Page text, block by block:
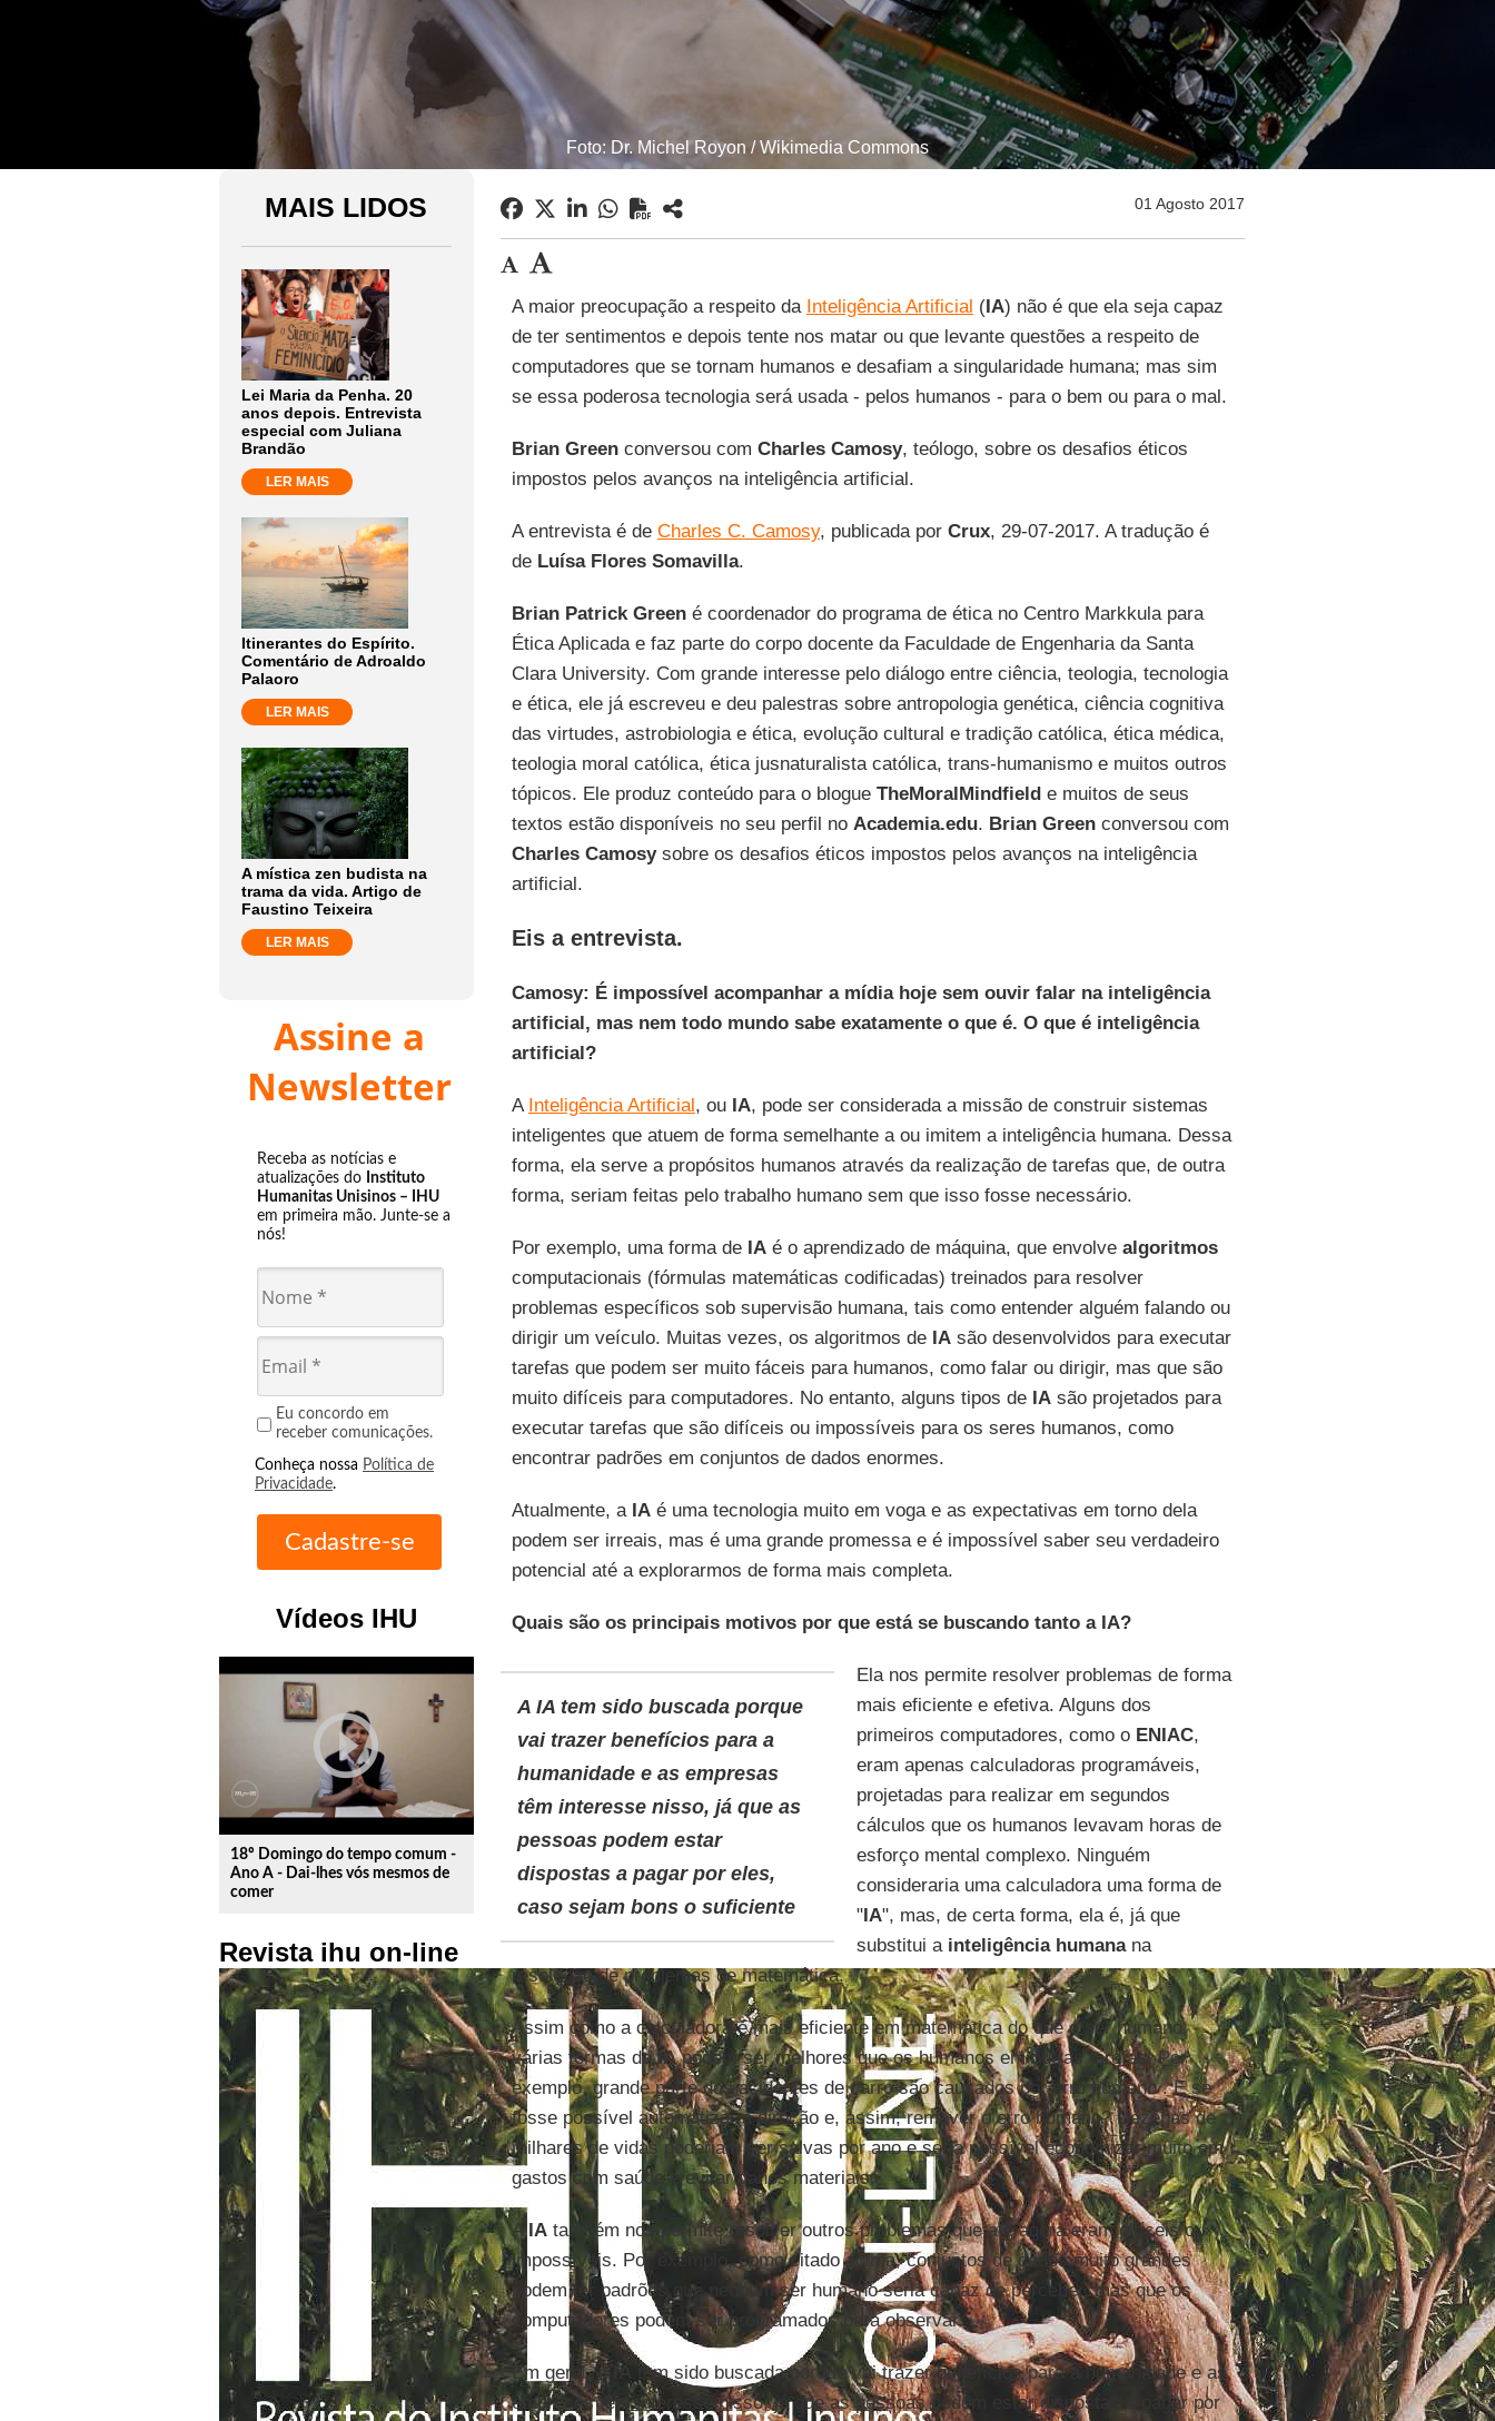
Foto: Dr. Michel Royon / Wikimedia Commons
MAIS LIDOS
Lei Maria da Penha. 20
anos depois. Entrevista
especial com Juliana
Brandão
LER MAIS
Itinerantes do Espírito.
Comentário de Adroaldo
Palaoro
LER MAIS
A mística zen budista na
trama da vida. Artigo de
Faustino Teixeira
LER MAIS
Assine a
Newsletter
Receba as notícias e
atualizações do Instituto
Humanitas Unisinos – IHU
em primeira mão. Junte-se a
nós!
Eu concordo em
receber comunicações.
Conheça nossa Política de
Privacidade.
Vídeos IHU
play_circle_outline
18º Domingo do tempo comum -
Ano A - Dai-lhes vós mesmos de
comer
Revista ihu on-line
01 Agosto 2017
A maior preocupação a respeito da Inteligência Artificial (IA) não é que ela seja capaz
de ter sentimentos e depois tente nos matar ou que levante questões a respeito de
computadores que se tornam humanos e desafiam a singularidade humana; mas sim
se essa poderosa tecnologia será usada - pelos humanos - para o bem ou para o mal.
Brian Greenconversou com Charles Camosy, teólogo, sobre os desafios éticos
impostos pelos avanços na inteligência artificial.
A entrevista é de Charles C. Camosy, publicada por Crux, 29-07-2017. A tradução é
de Luísa Flores Somavilla.
Brian Patrick Greené coordenador do programa de ética no Centro Markkula para
Ética Aplicada e faz parte do corpo docente da Faculdade de Engenharia da Santa
Clara University. Com grande interesse pelo diálogo entre ciência, teologia, tecnologia
e ética, ele já escreveu e deu palestras sobre antropologia genética, ciência cognitiva
das virtudes, astrobiologia e ética, evolução cultural e tradição católica, ética médica,
teologia moral católica, ética jusnaturalista católica, trans-humanismo e muitos outros
tópicos. Ele produz conteúdo para o blogue TheMoralMindfielde muitos de seus
textos estão disponíveis no seu perfil no Academia.edu. Brian Greenconversou com
Charles Camosysobre os desafios éticos impostos pelos avanços na inteligência
artificial.
Eis a entrevista.
Camosy: É impossível acompanhar a mídia hoje sem ouvir falar na inteligência
artificial, mas nem todo mundo sabe exatamente o que é. O que é inteligência
artificial?
A Inteligência Artificial, ou IA, pode ser considerada a missão de construir sistemas
inteligentes que atuem de forma semelhante a ou imitem a inteligência humana. Dessa
forma, ela serve a propósitos humanos através da realização de tarefas que, de outra
forma, seriam feitas pelo trabalho humano sem que isso fosse necessário.
Por exemplo, uma forma de IAé o aprendizado de máquina, que envolve algoritmos
computacionais (fórmulas matemáticas codificadas) treinados para resolver
problemas específicos sob supervisão humana, tais como entender alguém falando ou
dirigir um veículo. Muitas vezes, os algoritmos de IAsão desenvolvidos para executar
tarefas que podem ser muito fáceis para humanos, como falar ou dirigir, mas que são
muito difíceis para computadores. No entanto, alguns tipos de IAsão projetados para
executar tarefas que são difíceis ou impossíveis para os seres humanos, como
encontrar padrões em conjuntos de dados enormes.
Atualmente, a IAé uma tecnologia muito em voga e as expectativas em torno dela
podem ser irreais, mas é uma grande promessa e é impossível saber seu verdadeiro
potencial até a explorarmos de forma mais completa.
Quais são os principais motivos por que está se buscando tanto a IA?
A IA tem sido buscada porque
vai trazer benefícios para a
humanidade e as empresas
têm interesse nisso, já que as
pessoas podem estar
dispostas a pagar por eles,
caso sejam bons o suficiente
Ela nos permite resolver problemas de forma
mais eficiente e efetiva. Alguns dos
primeiros computadores, como o ENIAC,
eram apenas calculadoras programáveis,
projetadas para realizar em segundos
cálculos que os humanos levavam horas de
esforço mental complexo. Ninguém
consideraria uma calculadora uma forma de
"IA", mas, de certa forma, ela é, já que
substitui a inteligência humanana
resolução de problemas de matemática.
Assim como a calculadora é mais eficiente em matemática do que o ser humano,
várias formas deIApodem ser melhores que os humanos em outras tarefas. Por
exemplo, grande parte dos acidentes de carro são causados por erro humano . E se
fosse possível automatizar a direção e, assim, remover o erro humano? Dezenas de
milhares de vidas poderiam ser salvas por ano e seria possível economizar muito em
gastos com saúde e evitar danos materiais.
A IAtambém nos permite resolver outros problemas que até agora eram difíceis ou
impossíveis. Por exemplo, como citado acima, conjuntos de dados muito grandes
podem ter padrões que nenhum ser humano seria capaz de perceber, mas que os
computadores podem ser programados para observar.
Em geral, a IA tem sido buscada porque vai trazer benefícios para a humanidade e as
empresas têm interesse nisso, já que as pessoas podem estar dispostas a pagar por